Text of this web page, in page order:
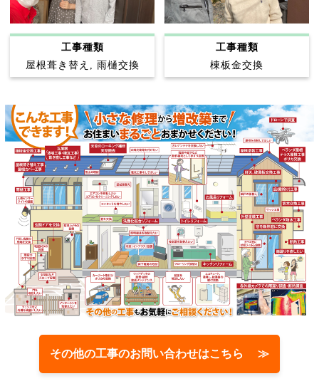
工事種類
屋根葺き替え, 雨樋交換
工事種類
棟板金交換
その他の工事のお問い合わせはこちら ≫